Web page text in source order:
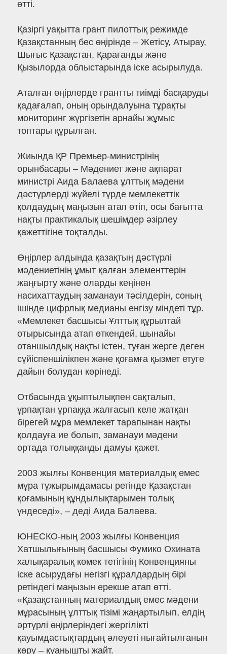
өтті.
Қазіргі уақытта грант пилоттық режимде
Қазақстанның бес өңірінде – Жетісу, Атырау,
Шығыс Қазақстан, Қарағанды және
Қызылорда облыстарында іске асырылуда.
Аталған өңірлерде грантты тиімді басқаруды
қадағалап, оның орындалуына тұрақты
мониторинг жүргізетін арнайы жұмыс
топтары құрылған.
Жиында ҚР Премьер-министрінің
орынбасары – Мәдениет және ақпарат
министрі Аида Балаева ұлттық мәдени
дәстүрлерді жүйелі түрде мемлекеттік
қолдаудың маңызын атап өтіп, осы бағытта
нақты практикалық шешімдер әзірлеу
қажеттігіне тоқталды.
Өңірлер алдында қазақтың дәстүрлі
мәдениетінің ұмыт қалған элементтерін
жаңғырту және оларды кеңінен
насихаттаудың заманауи тәсілдерін, соның
ішінде цифрлық медианы енгізу міндеті тұр.
«Мемлекет басшысы Ұлттық құрылтай
отырысында атап өткендей, шынайы
отаншылдық нақты істен, туған жерге деген
сүйіспеншілікпен және қоғамға қызмет етуге
дайын болудан көрінеді.
Отбасында ұқыптылықпен сақталып,
ұрпақтан ұрпаққа жалғасып келе жатқан
бірегей мұра мемлекет тарапынан нақты
қолдауға ие болып, заманауи мәдени
ортада толыққанды дамуы қажет.
2003 жылғы Конвенция материалдық емес
мұра тұжырымдамасы ретінде Қазақстан
қоғамының құндылықтарымен толық
үндеседі», – деді Аида Балаева.
ЮНЕСКО-ның 2003 жылғы Конвенция
Хатшылығының басшысы Фумико Охината
халықаралық көмек тетігінің Конвенцияны
іске асырудағы негізгі құралдардың бірі
ретіндегі маңызын ерекше атап өтті.
«Қазақстанның материалдық емес мәдени
мұрасының ұлттық тізімі жаңартылып, елдің
әртүрлі өңірлеріндегі жергілікті
қауымдастықтардың әлеуеті нығайтылғанын
көру – қуанышты жайт.